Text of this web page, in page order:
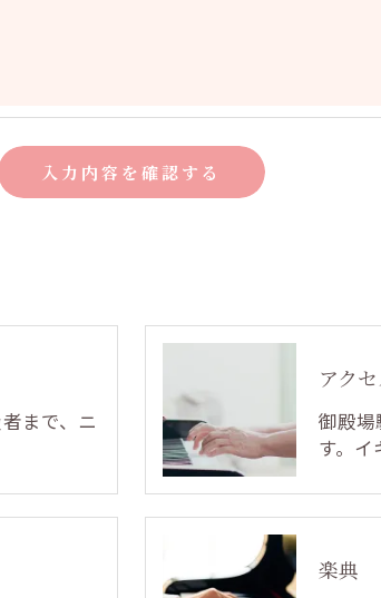
まで、ニ
アク
御殿
す。
楽典